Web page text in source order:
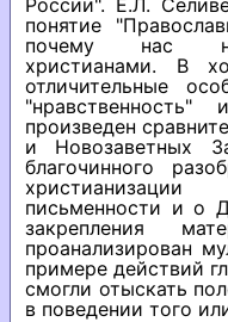
России". Е.Л.
понятие
почему нас
христианами. В
отличительные
произведен
и Новозаветных
благочинного
письменности и о
закрепления
проанализирован
примере действий
смогли отыскать
в поведении того